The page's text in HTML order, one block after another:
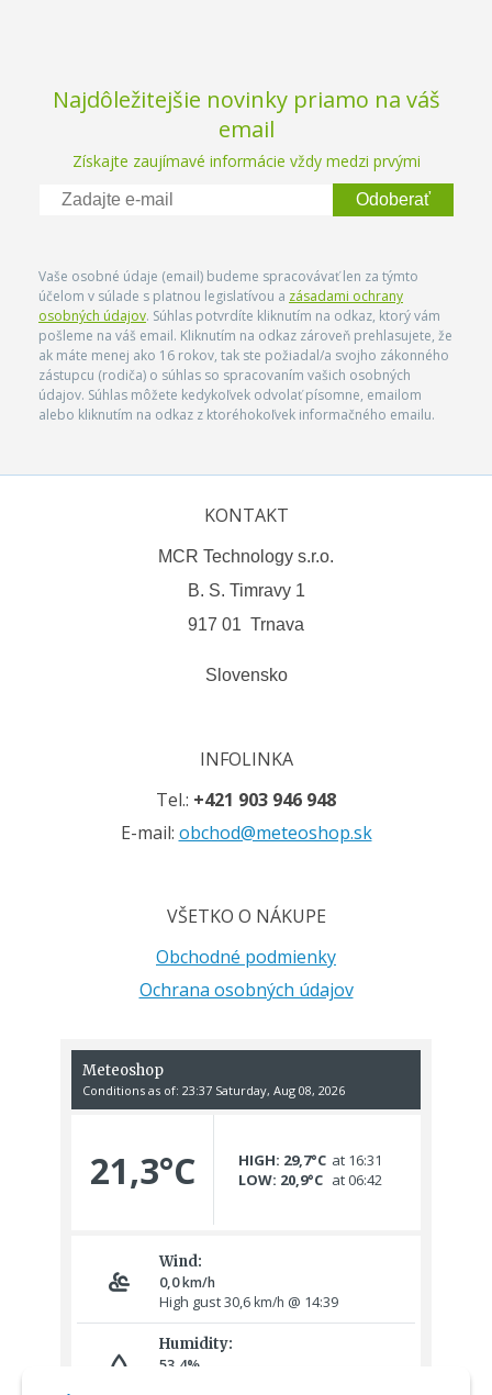
Najdôležitejšie novinky priamo na váš
email
Získajte zaujímavé informácie vždy medzi prvými
Odoberať
Vaše osobné údaje (email) budeme spracovávať len za týmto
účelom v súlade s platnou legislatívou a zásadami ochrany
osobných údajov. Súhlas potvrdíte kliknutím na odkaz, ktorý vám
pošleme na váš email. Kliknutím na odkaz zároveň prehlasujete, že
ak máte menej ako 16 rokov, tak ste požiadal/a svojho zákonného
zástupcu (rodiča) o súhlas so spracovaním vašich osobných
údajov. Súhlas môžete kedykoľvek odvolať písomne, emailom
alebo kliknutím na odkaz z ktoréhokoľvek informačného emailu.
KONTAKT
MCR Technology s.r.o.
B. S. Timravy 1
917 01 Trnava
Slovensko
INFOLINKA
Tel.: +421 903 946 948
E-mail: obchod@meteoshop.sk
VŠETKO O NÁKUPE
Obchodné podmienky
Ochrana osobných údajov